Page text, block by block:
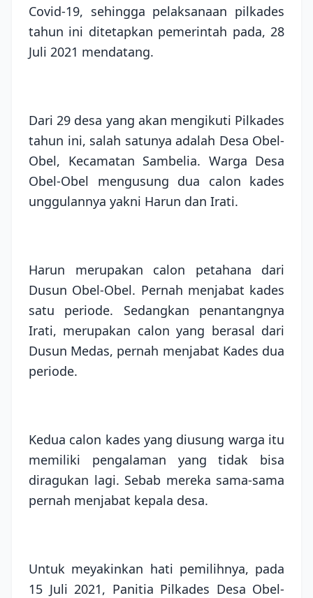
Covid-19, sehingga pelaksanaan pilkades
tahun ini ditetapkan pemerintah pada, 28
Juli 2021 mendatang.
Dari 29 desa yang akan mengikuti Pilkades
tahun ini, salah satunya adalah Desa Obel-
Obel, Kecamatan Sambelia. Warga Desa
Obel-Obel mengusung dua calon kades
unggulannya yakni Harun dan Irati.
Harun merupakan calon petahana dari
Dusun Obel-Obel. Pernah menjabat kades
satu periode. Sedangkan penantangnya
Irati, merupakan calon yang berasal dari
Dusun Medas, pernah menjabat Kades dua
periode.
Kedua calon kades yang diusung warga itu
memiliki pengalaman yang tidak bisa
diragukan lagi. Sebab mereka sama-sama
pernah menjabat kepala desa.
Untuk meyakinkan hati pemilihnya, pada
15 Juli 2021, Panitia Pilkades Desa Obel-